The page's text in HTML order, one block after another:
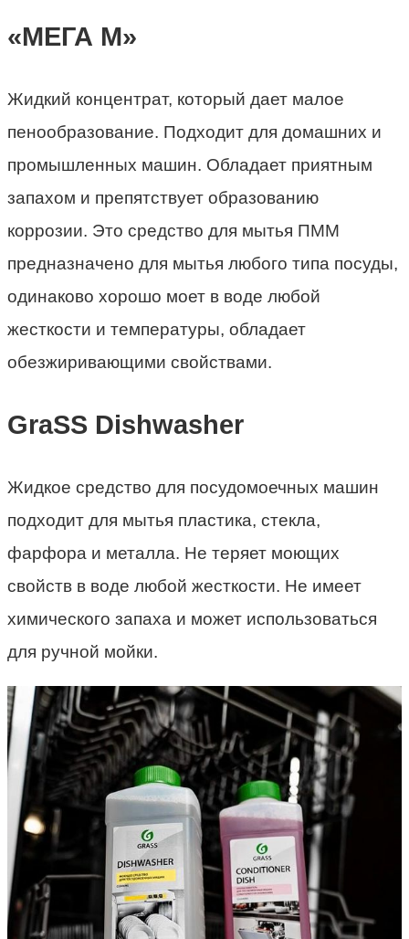
«МЕГА М»
Жидкий концентрат, который дает малое
пенообразование. Подходит для домашних и
промышленных машин. Обладает приятным
запахом и препятствует образованию
коррозии. Это средство для мытья ПММ
предназначено для мытья любого типа посуды,
одинаково хорошо моет в воде любой
жесткости и температуры, обладает
обезжиривающими свойствами.
GraSS Dishwasher
Жидкое средство для посудомоечных машин
подходит для мытья пластика, стекла,
фарфора и металла. Не теряет моющих
свойств в воде любой жесткости. Не имеет
химического запаха и может использоваться
для ручной мойки.